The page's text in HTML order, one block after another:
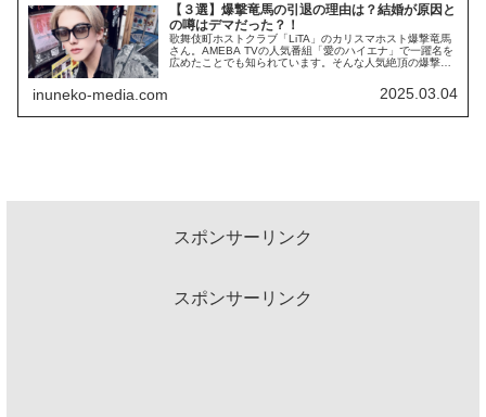
【３選】爆撃竜馬の引退の理由は？結婚が原因と
の噂はデマだった？！
歌舞伎町ホストクラブ「LiTA」のカリスマホスト爆撃竜馬
さん。AMEBA TVの人気番組「愛のハイエナ」で一躍名を
広めたことでも知られています。そんな人気絶頂の爆撃竜
inuneko-media.com 2025.03.04
スポンサーリンク
スポンサーリンク